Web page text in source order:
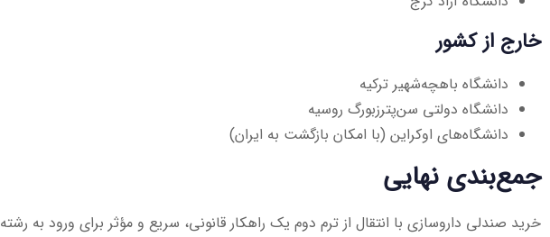
خارج از کشور
دانشگاه باهچه‌شهیر ترکیه
دانشگاه دولتی سن‌پترزبورگ روسیه
دانشگاه‌های اوکراین (با امکان بازگشت به ایران)
جمع‌بندی نهایی
خرید صندلی داروسازی با انتقال از ترم دوم یک راهکار قانونی، سریع و مؤثر برای ورود به رشته